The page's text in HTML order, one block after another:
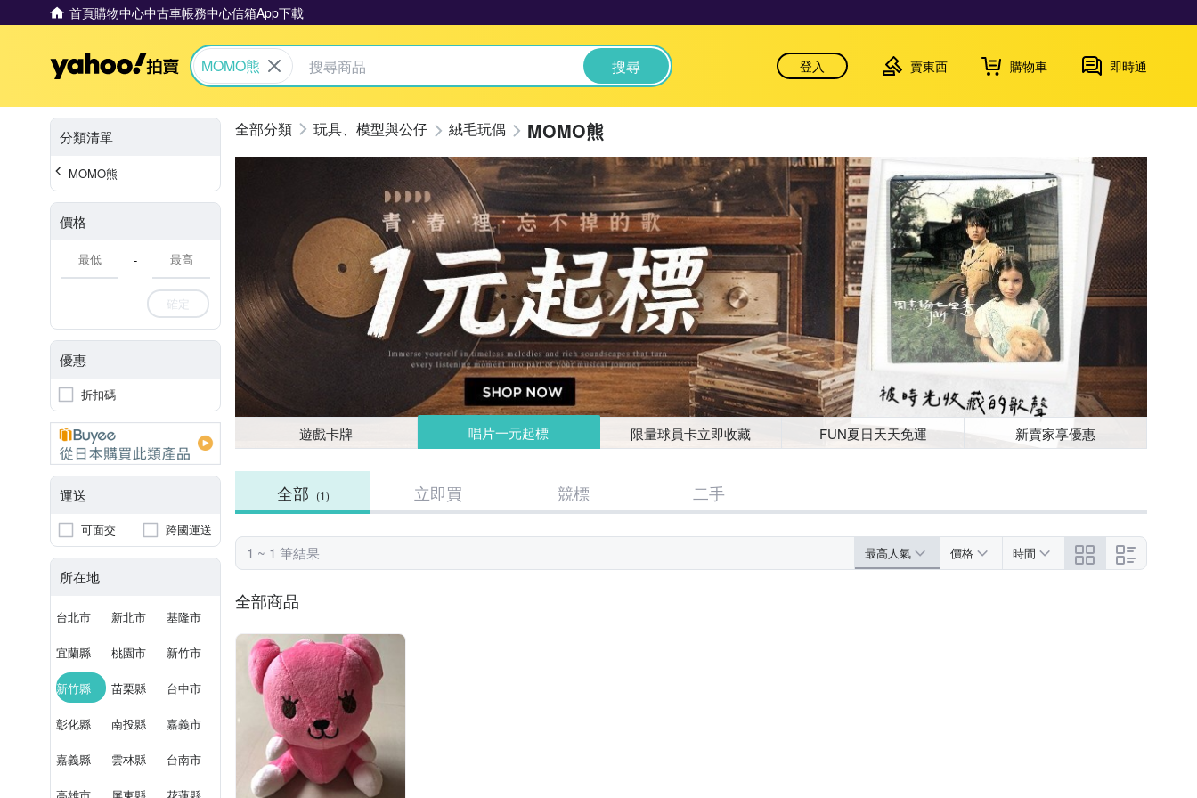
首頁購物中心中古車帳務中心信箱App下載
Yahoo拍賣
MOMO熊 搜尋 登入 賣東西 購物車 即時通
分類清單
MOMO熊
價格
-
確定
優惠
折扣碼
運送
可面交 跨國運送
所在地
台北市 新北市 基隆市
宜蘭縣 桃園市 新竹市
新竹縣 苗栗縣 台中市
彰化縣 南投縣 嘉義市
嘉義縣 雲林縣 台南市
玩具、模型與公仔 絨毛玩偶 MOMO熊
遊戲卡牌 唱片一元起標 限量球員卡立即收藏 FUN夏日天天免運 新賣家享優惠
全部 (1) 立即買 競標 二手
1 ~ 1 筆結果 最高人氣 價格 時間
全部商品